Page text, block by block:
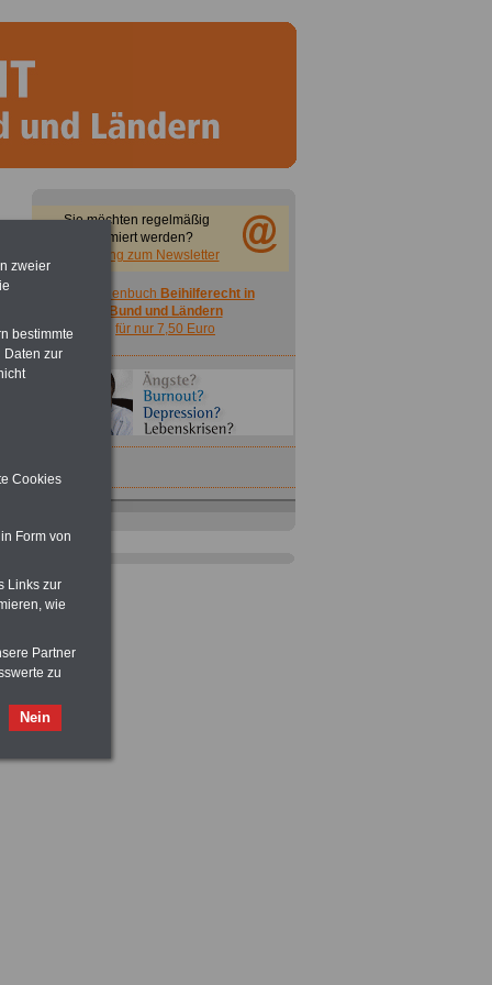
Sie möchten regelmäßig
informiert werden?
Anmeldung zum Newsletter
Taschenbuch Beihilferecht in
Bund und Ländern
für nur 7,50 Euro
zweier
bestimmte
Daten zur
Cookies
Form von
Links zur
wie
Partner
zu
Nein